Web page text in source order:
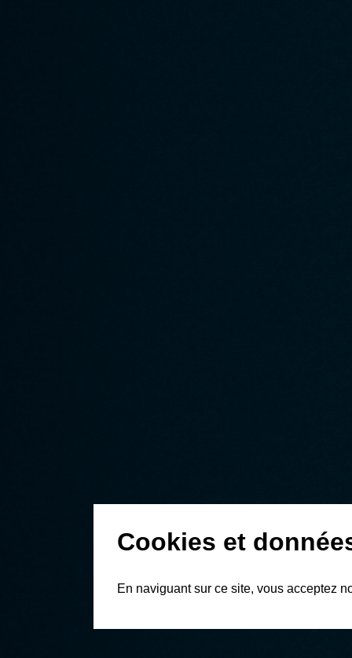
Cookies et
En naviguant sur ce site, vous acceptez